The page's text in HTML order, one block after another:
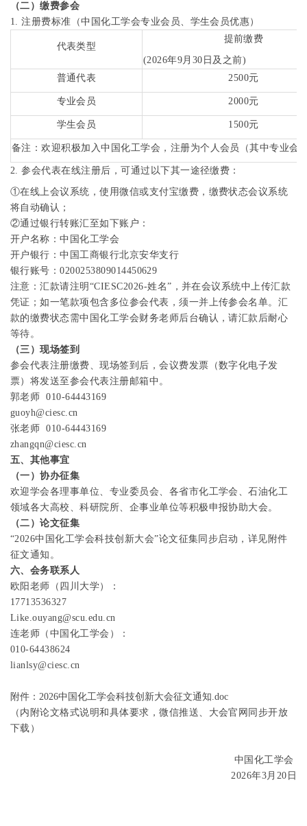
（二）缴费参会
1.注册费标准（中国化工学会专业会员、学生会员优惠）
代表类型
提前缴费
(2026年9月 30 日及之前)
普通代表
2500元
专业会员 2000元
学生会员 1500元
备注：欢迎积极加入中国化工学会，注册为个人会员（其中专业会
2.参会代表在线注册后，可通过以下其一途径缴费：
①在线上会议系统，使用微信或支付宝缴费，缴费状态会议系统
将自动确认；
②通过银行转账汇至如下账户：
开户名称：中国化工学会
开户银行：中国工商银行北京安华支行
银行账号：0200253809014450629
注意：汇款请注明 “CIESC2026-姓名” ，并在会议系统中上传汇款
凭证；如一笔款项包含多位参会代表，须一并上传参会名单。汇
款的缴费状态需中国化工学会财务老师后台确认，请汇款后耐心
等待。
（三）现场签到
参会代表注册缴费、现场签到后，会议费发票（数字化电子发
票）将发送至参会代表注册邮箱中。
郭老师010-64443169
guoyh@ciesc.cn
张老师010-64443169
zhangqn@ciesc.cn
五、其他事宜
（一）协办征集
欢迎学会各理事单位、专业委员会、各省市化工学会、石油化工
领域各大高校、科研院所、企事业单位等积极申报协助大会。
（二）论文征集
“2026中国化工学会科技创新大会”论文征集同步启动，详见附件
征文通知。
六、会务联系人
欧阳老师（四川大学）：
17713536327
Like.ouyang@scu.edu.cn
连老师（中国化工学会）：
010-64438624
lianlsy@ciesc.cn
附件：2026中国化工学会科技创新大会征文通知.doc
（内附论文格式说明和具体要求，微信推送、大会官网同步开放
下载）
中国化工学会
2026年3月 20 日